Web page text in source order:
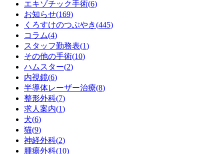
エキゾチック手術(6)
お知らせ(169)
くろすけのつぶやき(445)
コラム(4)
スタッフ勤務表(1)
その他の手術(10)
ハムスター(2)
内視鏡(6)
半導体レーザー治療(8)
整形外科(7)
求人案内(1)
犬(6)
猫(9)
神経外科(2)
腫瘍外科(10)